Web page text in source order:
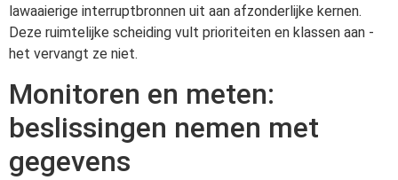
lawaaierige interruptbronnen uit aan afzonderlijke kernen.
Deze ruimtelijke scheiding vult prioriteiten en klassen aan -
het vervangt ze niet.
Monitoren en meten:
beslissingen nemen met
gegevens